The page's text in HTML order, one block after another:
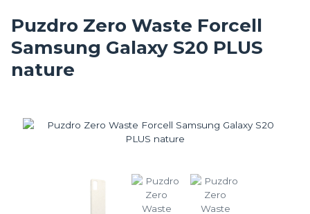
Puzdro Zero Waste Forcell
Samsung Galaxy S20 PLUS
nature